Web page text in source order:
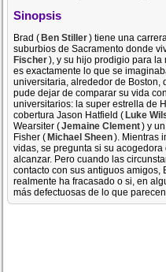
Sinopsis
Brad (Ben Stiller) tiene una
suburbios de Sacramento donde
Fischer), y su hijo prodigio para la
es exactamente lo que se
universitaria, alrededor de Boston,
pude dejar de comparar su vida
universitarios: la super estrella de
cobertura Jason Hatfield (Luke
Wearsiter (Jemaine Clement) y
Fisher (Michael Sheen). Mientras
vidas, se pregunta si su
alcanzar. Pero cuando las
contacto con sus antiguos amigos,
realmente ha fracasado o si, en
más defectuosas de lo que